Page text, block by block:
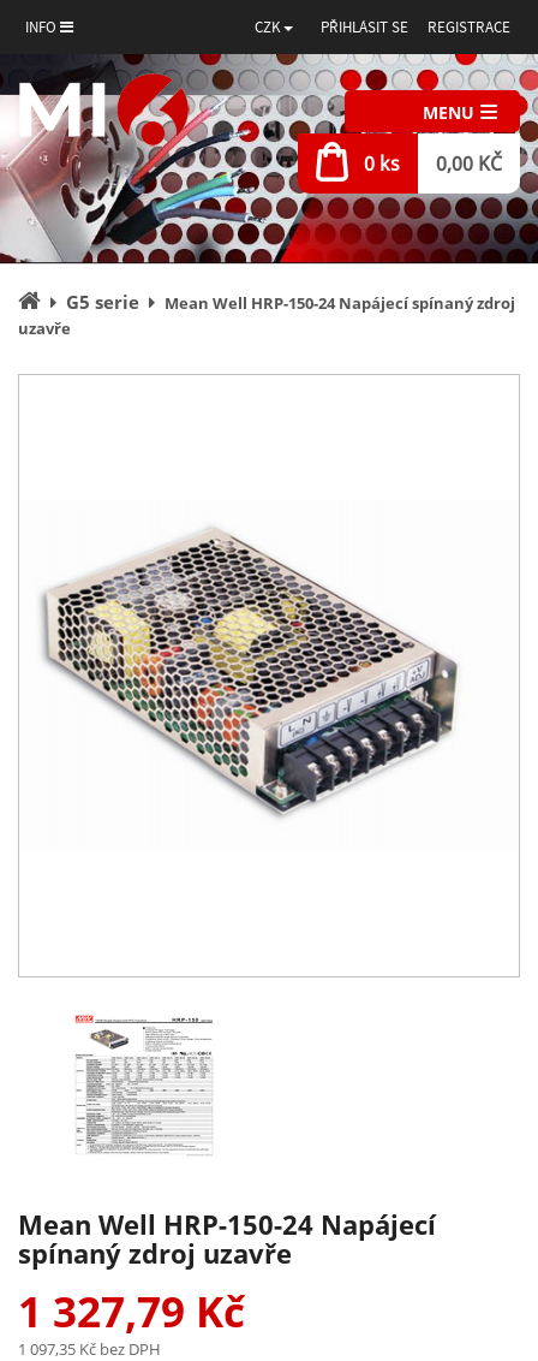
INFO CZK PŘIHLÁSIT SE REGISTRACE
MENU
0 ks 0,00 KČ
Úvodní
stránka
G5 serie
Mean Well HRP-150-24 Napájecí spínaný zdroj
uzavře
Mean Well HRP-150-24 Napájecí
spínaný zdroj uzavře
1 327,79 Kč
1 097,35 Kč bez DPH